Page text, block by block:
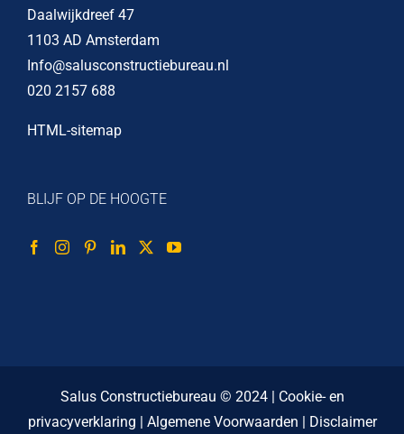
Daalwijkdreef 47
1103 AD Amsterdam
Info@salusconstructiebureau.nl
020 2157 688
HTML-sitemap
BLIJF OP DE HOOGTE
Salus Constructiebureau © 2024 | Cookie- en
privacyverklaring
Algemene Voorwaarden Disclaimer